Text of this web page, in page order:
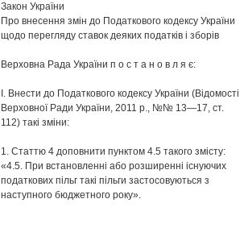
Закон України
Про внесення змін до Податкового кодексу України
щодо перегляду ставок деяких податків і зборів
Верховна Рада України п о с т а н о в л я є:
І. Внести до Податкового кодексу України (Відомості
Верховної Ради України, 2011 р., №№ 13—17, ст.
112) такі зміни:
1. Статтю 4 доповнити пунктом 4.5 такого змісту:
«4.5. При встановленні або розширенні існуючих
податкових пільг такі пільги застосовуються з
наступного бюджетного року».